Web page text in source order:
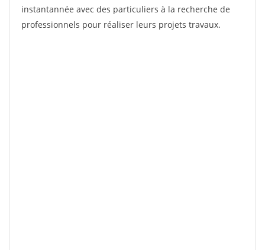
instantannée avec des particuliers à la recherche de
professionnels pour réaliser leurs projets travaux.